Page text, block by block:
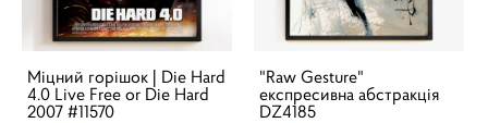
Міцний горішок | Die Hard
4.0 Live Free or Die Hard
2007 #11570
"Raw Gesture"
експресивна абстракція
DZ4185